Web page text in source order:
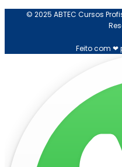
© 2025 ABTEC Cursos
Feito com ❤